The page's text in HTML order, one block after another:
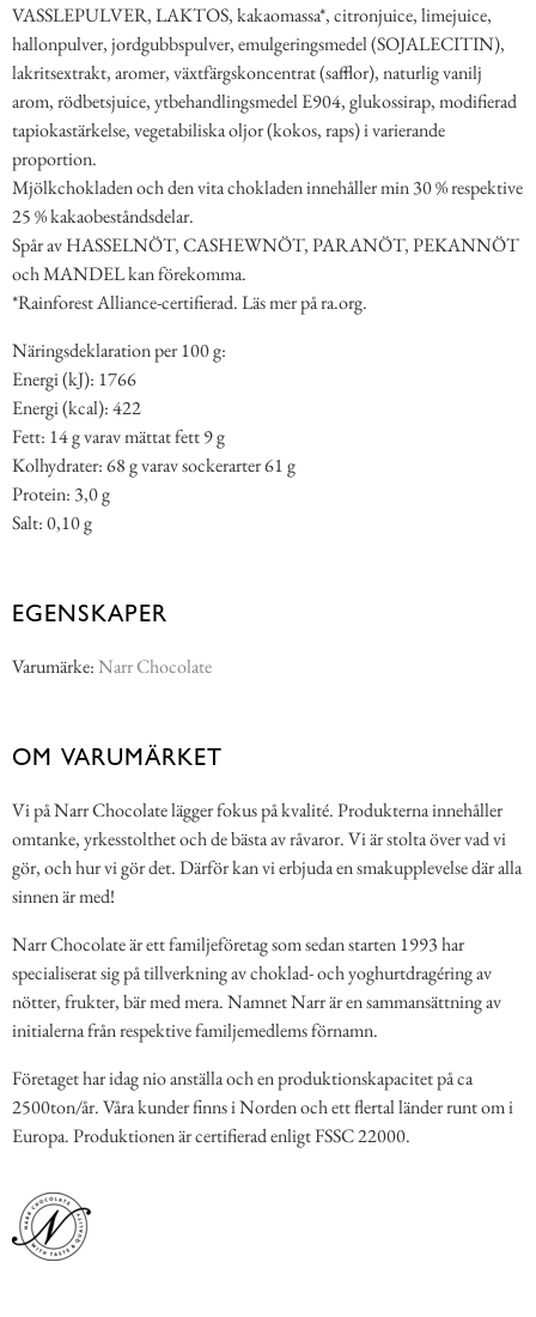
VASSLEPULVER, LAKTOS, kakaomassa*, citronjuice, limejuice,
hallonpulver, jordgubbspulver, emulgeringsmedel (SOJALECITIN),
lakritsextrakt, aromer, växtfärgskoncentrat (safflor), naturlig vanilj
arom, rödbetsjuice, ytbehandlingsmedel E904, glukossirap, modifierad
tapiokastärkelse, vegetabiliska oljor (kokos, raps) i varierande
proportion.
Mjölkchokladen och den vita chokladen innehåller min 30 % respektive
25 % kakaobeståndsdelar.
Spår av HASSELNÖT, CASHEWNÖT, PARANÖT, PEKANNÖT
och MANDEL kan förekomma.
*Rainforest Alliance-certifierad. Läs mer på ra.org.
Näringsdeklaration per 100 g:
Energi (kJ): 1766
Energi (kcal): 422
Fett: 14 g varav mättat fett 9 g
Kolhydrater: 68 g varav sockerarter 61 g
Protein: 3,0 g
Salt: 0,10 g
EGENSKAPER
Varumärke:Narr Chocolate
OM VARUMÄRKET
Vi på Narr Chocolate lägger fokus på kvalité. Produkterna innehåller
omtanke, yrkesstolthet och de bästa av råvaror. Vi är stolta över vad vi
gör, och hur vi gör det. Därför kan vi erbjuda en smakupplevelse där alla
sinnen är med!
Narr Chocolate är ett familjeföretag som sedan starten 1993 har
specialiserat sig på tillverkning av choklad- och yoghurtdragéring av
nötter, frukter, bär med mera. Namnet Narr är en sammansättning av
initialerna från respektive familjemedlems förnamn.
Företaget har idag nio anställa och en produktionskapacitet på ca
2500ton/år. Våra kunder finns i Norden och ett flertal länder runt om i
Europa. Produktionen är certifierad enligt FSSC 22000.